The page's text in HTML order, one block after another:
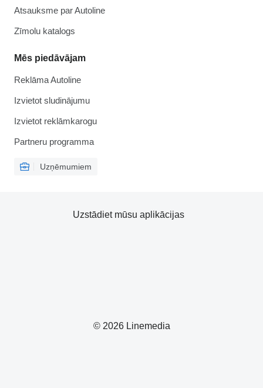
Atsauksme par Autoline
Zīmolu katalogs
Mēs piedāvājam
Reklāma Autoline
Izvietot sludinājumu
Izvietot reklāmkarogu
Partneru programma
Uzņēmumiem
© 2026 Linemedia
Uzstādiet mūsu aplikācijas